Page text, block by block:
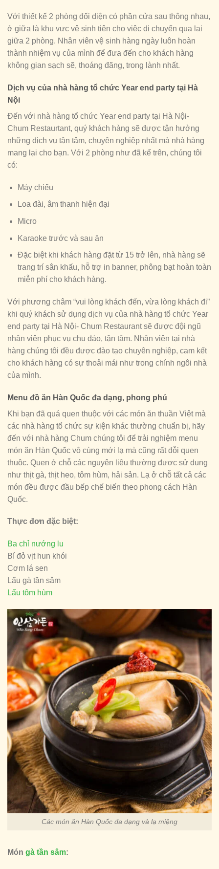
Với thiết kế 2 phòng đối diện có phần cửa sau thông nhau,
ở giữa là khu vực vệ sinh tiện cho việc di chuyển qua lại
giữa 2 phòng. Nhân viên vệ sinh hàng ngày luôn hoàn
thành nhiệm vụ của mình để đưa đến cho khách hàng
không gian sạch sẽ, thoáng đãng, trong lành nhất.
Dịch vụ của nhà hàng tổ chức Year end party tại Hà
Nội
Đến với nhà hàng tổ chức Year end party tại Hà Nội-
Chum Restaurtant, quý khách hàng sẽ được tận hưởng
những dịch vụ tận tâm, chuyên nghiệp nhất mà nhà hàng
mang lại cho bạn. Với 2 phòng như đã kể trên, chúng tôi
có:
Máy chiếu
Loa đài, âm thanh hiện đại
Micro
Karaoke trước và sau ăn
Đặc biệt khi khách hàng đặt từ 15 trở lên, nhà hàng sẽ
trang trí sân khấu, hỗ trợ in banner, phông bạt hoàn toàn
miễn phí cho khách hàng.
Với phương châm “vui lòng khách đến, vừa lòng khách đi”
khi quý khách sử dụng dịch vụ của nhà hàng tổ chức Year
end party tại Hà Nội- Chum Restaurant sẽ được đội ngũ
nhân viên phục vụ chu đáo, tận tâm. Nhân viên tại nhà
hàng chúng tôi đều được đào tạo chuyên nghiệp, cam kết
cho khách hàng có sự thoải mái như trong chính ngôi nhà
của mình.
Menu đồ ăn Hàn Quốc đa dạng, phong phú
Khi bạn đã quá quen thuộc với các món ăn thuần Việt mà
các nhà hàng tổ chức sự kiện khác thường chuẩn bị, hãy
đến với nhà hàng Chum chúng tôi để trải nghiệm menu
món ăn Hàn Quốc vô cùng mới lạ mà cũng rất đỗi quen
thuộc. Quen ở chỗ các nguyên liệu thường được sử dụng
như thịt gà, thịt heo, tôm hùm, hải sản. Lạ ở chỗ tất cả các
món đều được đầu bếp chế biến theo phong cách Hàn
Quốc.
Thực đơn đặc biệt:
Ba chỉ nướng lu
Bí đỏ vịt hun khói
Cơm lá sen
Lẩu gà tần sâm
Lẩu tôm hùm
Các món ăn Hàn Quốc đa dạng và lạ miệng
Món gà tần sâm: